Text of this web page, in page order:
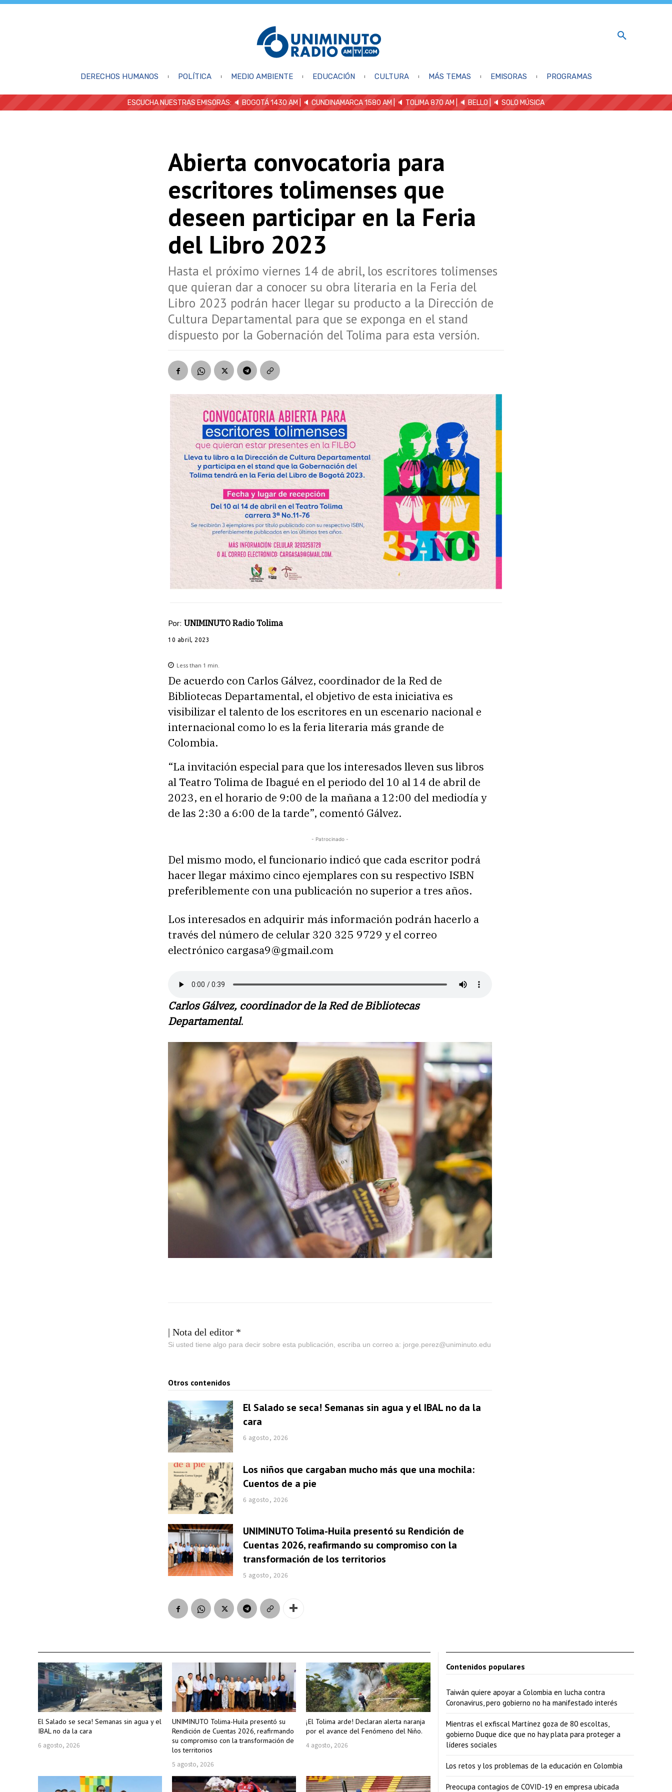
DERECHOS HUMANOS POLÍTICA MEDIO AMBIENTE EDUCACIÓN CULTURA MÁS TEMAS EMISORAS PROGRAMAS
ESCUCHA NUESTRAS EMISORAS: 🔈 BOGOTÁ 1430 AM | 🔈 CUNDINAMARCA 1580 AM | 🔈 TOLIMA 870 AM | 🔈 BELLO 🔈 SOLO MÚSICA
Abierta convocatoria para
escritores tolimenses que
deseen participar en la Feria
del Libro 2023
Hasta el próximo viernes 14 de abril, los escritores tolimenses
que quieran dar a conocer su obra literaria en la Feria del
Libro 2023 podrán hacer llegar su producto a la Dirección de
Cultura Departamental para que se exponga en el stand
dispuesto por la Gobernación del Tolima para esta versión.
Por: UNIMINUTO Radio Tolima
10 abril, 2023
Less than 1 min.
De acuerdo con Carlos Gálvez, coordinador de la Red de
Bibliotecas Departamental, el objetivo de esta iniciativa es
visibilizar el talento de los escritores en un escenario nacional e
internacional como lo es la feria literaria más grande de
Colombia.
“La invitación especial para que los interesados lleven sus libros
al Teatro Tolima de Ibagué en el periodo del 10 al 14 de abril de
2023, en el horario de 9:00 de la mañana a 12:00 del mediodía y
de las 2:30 a 6:00 de la tarde”, comentó Gálvez.
- Patrocinado -
Del mismo modo, el funcionario indicó que cada escritor podrá
hacer llegar máximo cinco ejemplares con su respectivo ISBN
preferiblemente con una publicación no superior a tres años.
Los interesados en adquirir más información podrán hacerlo a
través del número de celular 320 325 9729 y el correo
electrónico cargasa9@gmail.com
Carlos Gálvez, coordinador de la Red de Bibliotecas
Departamental.
| Nota del editor *
Si usted tiene algo para decir sobre esta publicación, escriba un correo a: jorge.perez@uniminuto.edu
Otros contenidos
El Salado se seca! Semanas sin agua y el IBAL no da la
cara
6 agosto, 2026
Los niños que cargaban mucho más que una mochila:
Cuentos de a pie
6 agosto, 2026
UNIMINUTO Tolima-Huila presentó su Rendición de
Cuentas 2026, reafirmando su compromiso con la
transformación de los territorios
5 agosto, 2026
El Salado se seca! Semanas sin agua y el
IBAL no da la cara
6 agosto, 2026
UNIMINUTO Tolima-Huila presentó su
Rendición de Cuentas 2026, reafirmando
su compromiso con la transformación de
los territorios
5 agosto, 2026
¡El Tolima arde! Declaran alerta naranja
por el avance del Fenómeno del Niño.
4 agosto, 2026
Contenidos populares
Taiwán quiere apoyar a Colombia en lucha contra
Coronavirus, pero gobierno no ha manifestado interés
Mientras el exfiscal Martínez goza de 80 escoltas,
gobierno Duque dice que no hay plata para proteger a
líderes sociales
Los retos y los problemas de la educación en Colombia
Preocupa contagios de COVID-19 en empresa ubicada